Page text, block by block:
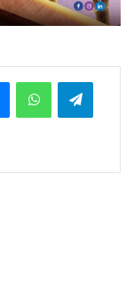
MessengerWhatsAppTelegram